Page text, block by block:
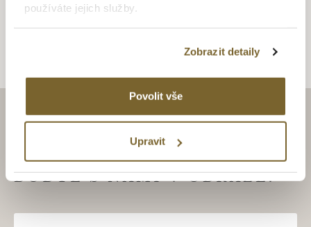
používáte jejich služby.
Zobrazit detaily
Povolit vše
Upravit
Altman Jewellery
ZAJÍMAJÍ VÁS LUXUSNÍ
HODINKY A ŠPERKY?
BUĎTE S NÁMI V OBRAZE.